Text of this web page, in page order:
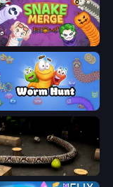
Snake Merge: Idle & io Zone
Hunt
3D